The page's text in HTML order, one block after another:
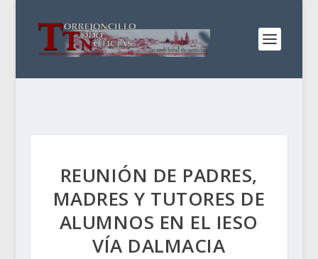
REUNIÓN DE PADRES,
MADRES Y TUTORES DE
ALUMNOS EN EL IESO
VÍA DALMACIA